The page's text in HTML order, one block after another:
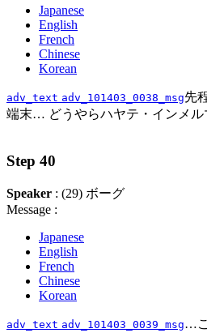
Japanese
English
French
Chinese
Korean
adv_text adv_101403_0038_msg先
端末… どうやらハヤテ・インメル
Step 40
Speaker : (29) ボーグ
Message :
Japanese
English
French
Chinese
Korean
adv_text adv_101403_0039_msg…